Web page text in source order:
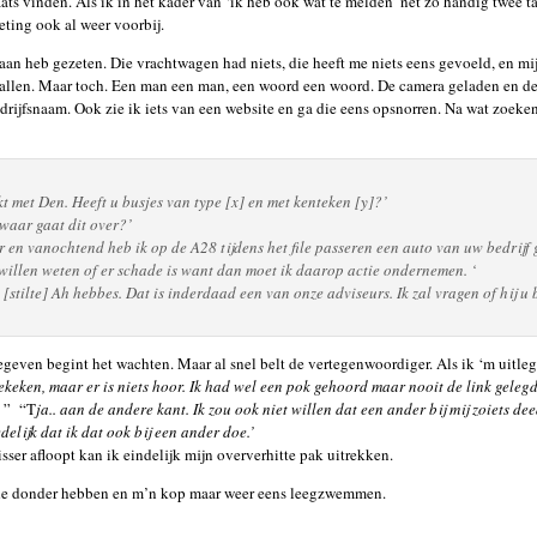
ook al weer voorbij.
heb gezeten. Die vrachtwagen had niets, die heeft me niets eens gevoeld, en
Maar toch. Een man een man, een woord een woord. De camera geladen en
Ook zie ik iets van een website en ga die eens opsnorren. Na wat
met Den. Heeft u busjes van type [x] en met kenteken [y]?’
gaat dit over?’
en vanochtend heb ik op de A28 tijdens het file passeren een auto van uw bedrijf
weten of er schade is want dan moet ik daarop actie ondernemen. ‘
Ah hebbes. Dat is inderdaad een van onze adviseurs. Ik zal vragen of hij u
begint het wachten. Maar al snel belt de vertegenwoordiger. Als ik ‘m
maar er is niets hoor. Ik had wel een pok gehoord maar nooit de link
” “Tja.. aan de andere kant. Ik zou ook niet willen dat een ander bij mij zoiets
dat ik dat ook bij een ander doe.’
afloopt kan ik eindelijk mijn oververhitte pak uitrekken.
donder hebben en m’n kop maar weer eens leegzwemmen.